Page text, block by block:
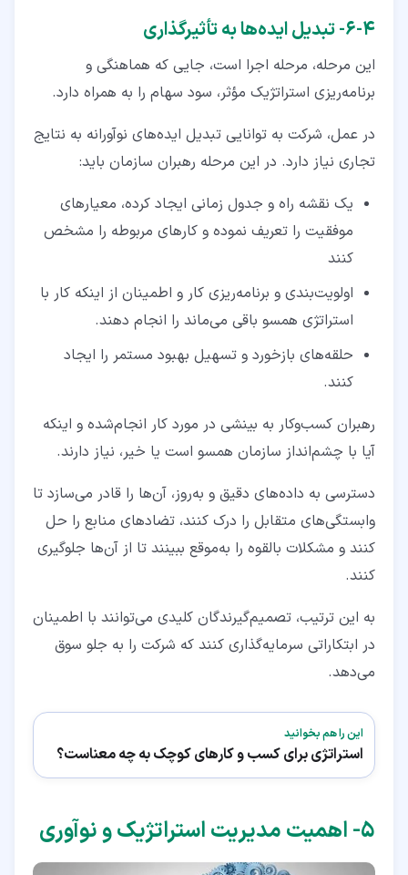
۴‏-‏۶‏- تبدیل ایده‌ها به تأثیرگذاری
این مرحله، مرحله اجرا است، جایی که هماهنگی و
برنامه‌ریزی استراتژیک مؤثر، سود سهام را به همراه دارد.
در عمل، شرکت به توانایی تبدیل ایده‌های نوآورانه به نتایج
تجاری نیاز دارد. در این مرحله رهبران سازمان باید:
یک نقشه راه و جدول زمانی ایجاد کرده، معیارهای
موفقیت را تعریف نموده و کارهای مربوطه را مشخص
کنند
اولویت‌بندی و برنامه‌ریزی کار و اطمینان از اینکه کار با
استراتژی همسو باقی می‌ماند را انجام دهند.
حلقه‌های بازخورد و تسهیل بهبود مستمر را ایجاد
کنند.
رهبران کسب‌وکار به بینشی در مورد کار انجام‌شده و اینکه
آیا با چشم‌انداز سازمان همسو است یا خیر، نیاز دارند.
دسترسی به داده‌های دقیق و به‌روز، آن‌ها را قادر می‌سازد تا
وابستگی‌های متقابل را درک کنند، تضادهای منابع را حل
کنند و مشکلات بالقوه را به‌موقع ببینند تا از آن‌ها جلوگیری
کنند.
به‌ این‌ ترتیب، تصمیم‌گیرندگان کلیدی می‌توانند با اطمینان
در ابتکاراتی سرمایه‌گذاری کنند که شرکت را به جلو سوق
می‌دهد.
این را هم بخوانید
استراتژی برای کسب و کارهای کوچک به چه معناست؟
۵‏- اهمیت مدیریت استراتژیک و نوآوری